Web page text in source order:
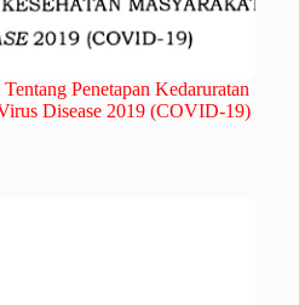
Penetapan Kedaruratan
Disease 2019 (COVID-19)